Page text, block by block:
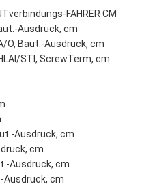
FAHRER CM
Ausdruck, cm
O, Baut.-Ausdruck, cm
STI, ScrewTerm, cm
Ausdruck, cm
cm
Ausdruck, cm
Ausdruck, cm